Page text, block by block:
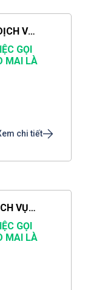
CẦN TÌM NGƯỜI CHĂM BÉ GỌI DỊCH VỤ SAO MAI CHỊ THẢO LÀ CÓ NGƯỜI SAU 1 PHÚT
GỌI
MAI LÀ
chi tiết
CẦN TÌM NGƯỜI GIỮ TRẺ GỌI DỊCH VỤ SAO MAI CHỊ THẢO LÀ CÓ NGƯỜI SAU 1 PHÚT
GỌI
MAI LÀ